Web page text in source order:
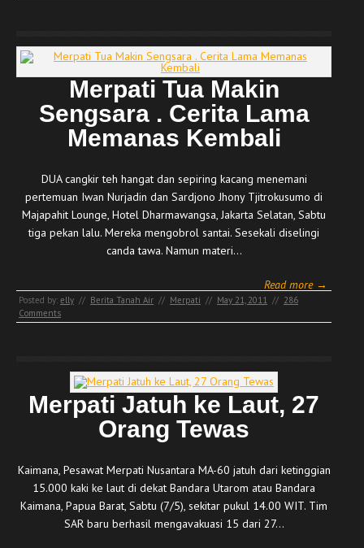
Merpati Tua Makin
Sengsara . Cerita Lama
Memanas Kembali
DUA cangkir teh hangat dan sepiring kacang menemani
pertemuan Iwan Nurjadin dan Sardjono Jhony Tjitrokusumo di
Majapahit Lounge, Hotel Dharmawangsa, Jakarta Selatan, Sabtu
tiga pekan lalu. Mereka mengobrol santai. Sesekali diselingi
canda tawa. Namun materi…
Read more →
Posted by: elly // Berita Tanah Air // Merpati // May 21, 2011 // 286
Comments
Merpati Jatuh ke Laut, 27
Orang Tewas
Kaimana, Pesawat Merpati Nusantara MA-60 jatuh dari ketinggian
15.000 kaki ke laut di dekat Bandara Utarom atau Bandara
Kaimana, Papua Barat, Sabtu (7/5), sekitar pukul 14.00 WIT. Tim
SAR baru berhasil mengavakuasi 15 dari 27…